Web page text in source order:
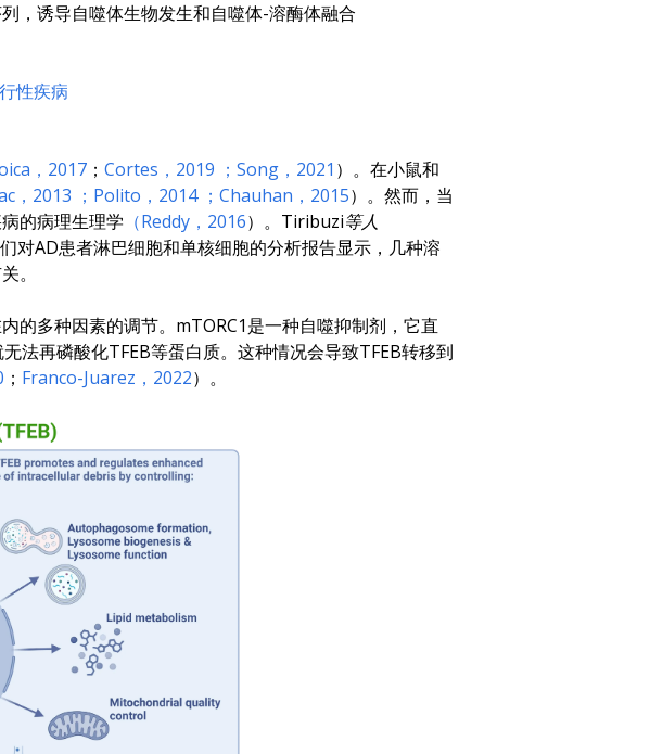
，诱导自噬体生物发生和自噬体-溶酶体融合
性疾病
，2017 ； Cortes，2019 ；Song，2021 ）。在小鼠和
，2013 ；Polito，2014 ；Chauhan，2015）。然而，当
的病理生理学 （Reddy，2016）。 Tiribuzi等人
对AD患者淋巴细胞和单核细胞的分析报告显示，几种溶
。
的多种因素的调节。mTORC1是一种自噬抑制剂，它直
法再磷酸化TFEB等蛋白质。这种情况会导致TFEB转移到
； Franco-Juarez，2022）。